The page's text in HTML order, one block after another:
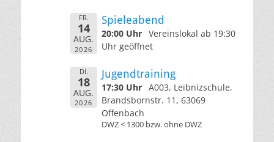
FR.
14
AUG.
2026
Spieleabend
20:00 Uhr Vereinslokal ab 19:30
Uhr geöffnet
DI.
18
AUG.
2026
Jugendtraining
17:30 Uhr A003, Leibnizschule,
Brandsbornstr. 11, 63069
Offenbach
DWZ < 1300 bzw. ohne DWZ